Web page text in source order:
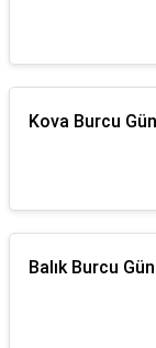
Kova Burcu
Balık Burcu